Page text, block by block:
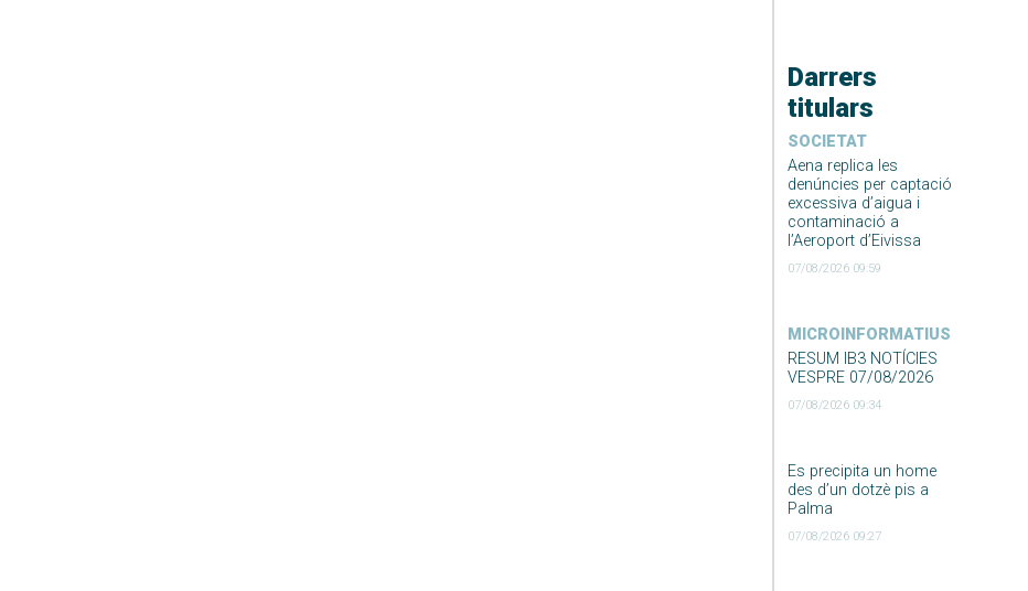
Darrers
titulars
SOCIETAT
Aena replica les
denúncies per captació
excessiva d’aigua i
contaminació a
l’Aeroport d’Eivissa
07/08/2026 09:59
MICROINFORMATIUS
RESUM IB3 NOTÍCIES
VESPRE 07/08/2026
07/08/2026 09:34
Es precipita un home
des d’un dotzè pis a
Palma
07/08/2026 09:27